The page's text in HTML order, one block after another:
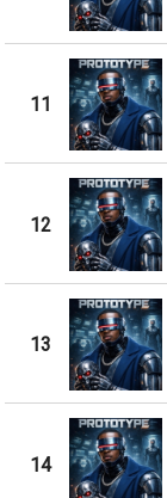
11
12
13
14